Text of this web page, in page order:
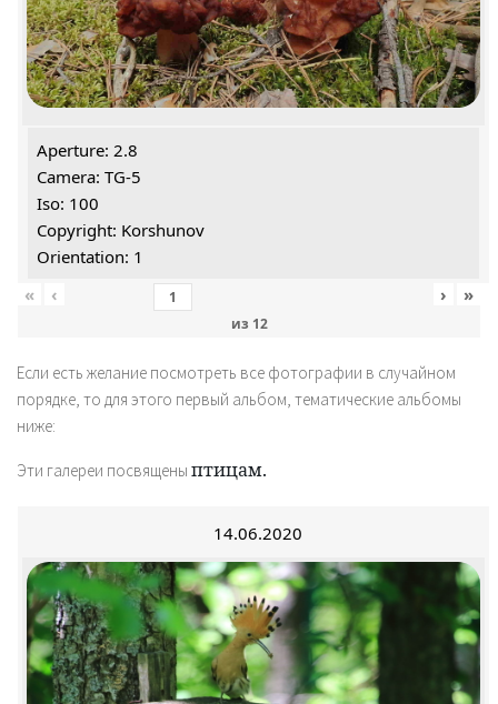
Aperture: 2.8
Camera: TG-5
Iso: 100
Copyright: Korshunov
Orientation: 1
«
‹
из 12
› »
Если есть желание посмотреть все фотографии в случайном
порядке, то для этого первый альбом, тематические альбомы
ниже:
Эти галереи посвящены птицам.
14.06.2020